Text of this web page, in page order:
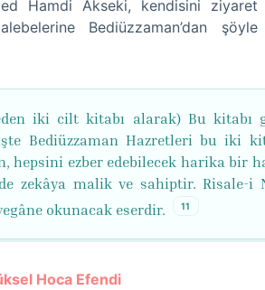
Hamdi Akseki, kendisini ziyaret
Bediüzzaman’dan şöyle
iki cilt kitabı alarak) Bu kitabı
Bediüzzaman Hazretleri bu iki
hepsini ezber edebilecek harika bir
zekâya malik ve sahiptir. Risale-i
okunacak eserdir.
11
Hoca Efendi